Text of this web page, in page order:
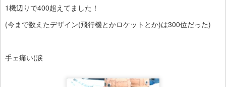
1機辺りで400超えてました！
(今まで数えたデザイン(飛行機とかロケットとか)は300位だった)
手ェ痛い(涙